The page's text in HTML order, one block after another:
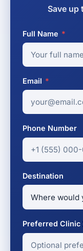
Save up
Full Name *
Email *
Phone Number
Destination
Preferred Clinic